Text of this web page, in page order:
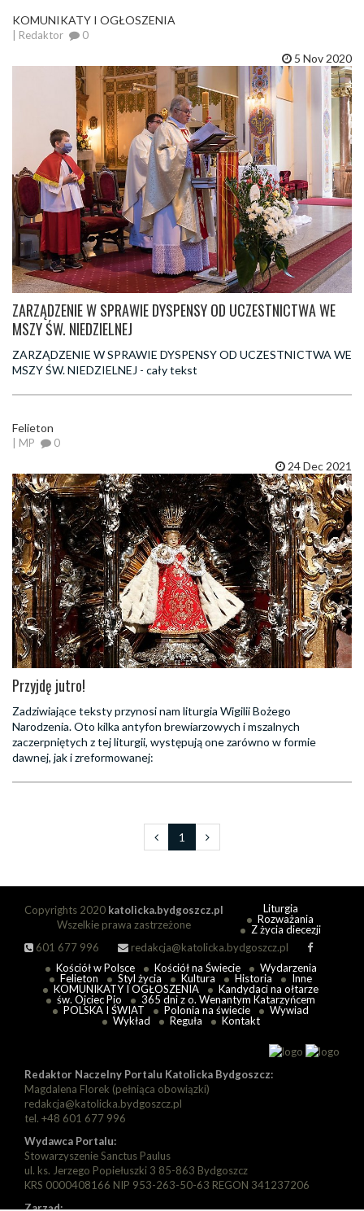
KOMUNIKATY I OGŁOSZENIA
| Redaktor 0
5 Nov 2020
ZARZĄDZENIE W SPRAWIE DYSPENSY OD UCZESTNICTWA WE
MSZY ŚW. NIEDZIELNEJ
ZARZĄDZENIE W SPRAWIE DYSPENSY OD UCZESTNICTWA WE
MSZY ŚW. NIEDZIELNEJ - cały tekst
Felieton
| MP 0
24 Dec 2021
Przyjdę jutro!
Zadziwiające teksty przynosi nam liturgia Wigilii Bożego
Narodzenia. Oto kilka antyfon brewiarzowych i mszalnych
zaczerpniętych z tej liturgii, występują one zarówno w formie
dawnej, jak i zreformowanej:
1
Copyrights 2020 katolicka.bydgoszcz.pl
Wszelkie prawa zastrzeżone
601 677 996
redakcja@katolicka.bydgoszcz.pl
Liturgia
Rozważania
Z życia diecezji
Kościół w Polsce Kościół na Świecie
Wydarzenia
Felieton
Styl życia Kultura Historia
Inne
KOMUNIKATY I OGŁOSZENIA
Kandydaci na ołtarze
św. Ojciec Pio
365 dni z o. Wenantym Katarzyńcem
POLSKA I ŚWIAT
Polonia na świecie
Wywiad
Wykład
Reguła Kontakt
Redaktor Naczelny Portalu Katolicka Bydgoszcz:
Magdalena Florek (pełniąca obowiązki)
redakcja@katolicka.bydgoszcz.pl
tel. +48 601 677 996
Wydawca Portalu:
Stowarzyszenie Sanctus Paulus
ul. ks. Jerzego Popiełuszki 3 85-863 Bydgoszcz
KRS 0000408166 NIP 953-263-50-63 REGON 341237206
Zarząd: